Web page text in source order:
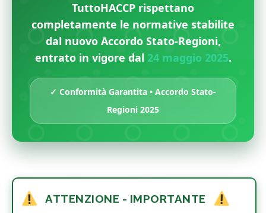
TuttoHACCP rispettano
completamente le normative stabilite
dal nuovo Accordo Stato-Regioni,
entrato in vigore dal 24 maggio 2025.
✓ Conformità Garantita • Accordo Stato-
Regioni 2025
ATTENZIONE - IMPORTANTE